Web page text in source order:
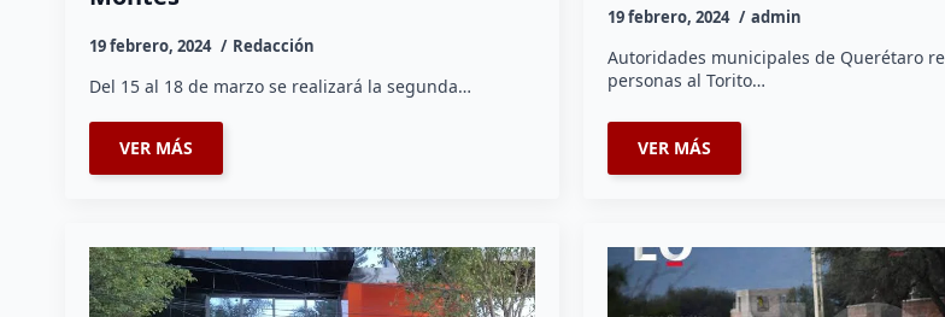
19 febrero, 2024 Redacción
Del 15 al 18 de marzo se realizará la segunda…
VER MÁS
19 febrero, 2024 admin
Autoridades municipales de Querétaro
personas al Torito…
VER MÁS